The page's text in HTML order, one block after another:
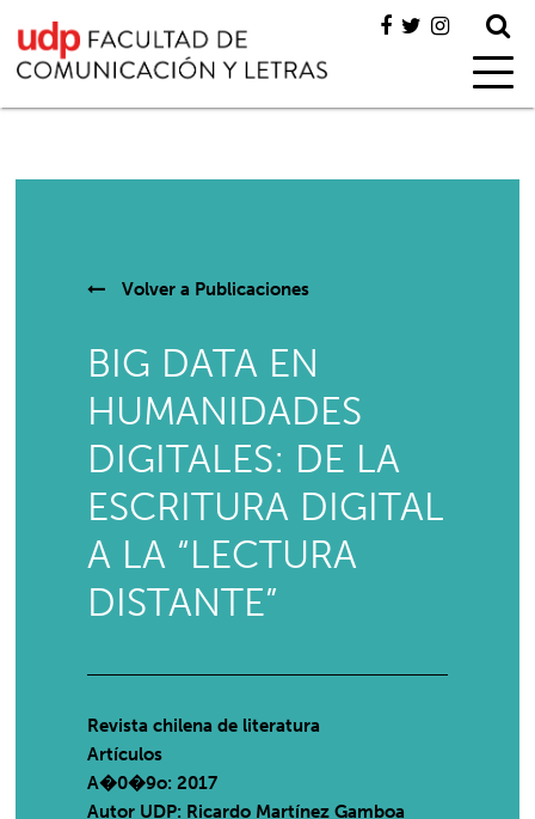
Volver a Publicaciones
BIG DATA EN
HUMANIDADES
DIGITALES: DE LA
ESCRITURA DIGITAL
A LA “LECTURA
DISTANTE”
Revista chilena de literatura
Artículos
A�0�9o: 2017
Autor UDP: Ricardo Martínez Gamboa